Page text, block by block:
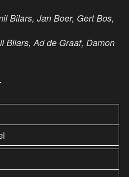
Bilars, Jan Boer, Gert Bos,
Bilars, Ad de Graaf, Damon